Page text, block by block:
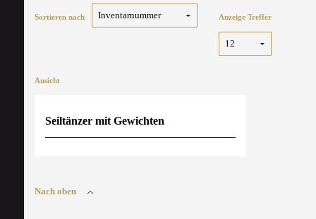
Sortieren nach Anzeige Treffer
Ansicht
Seiltänzer mit Gewichten
Nach oben